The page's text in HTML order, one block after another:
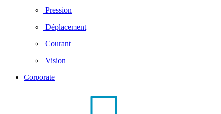
Pression
Déplacement
Courant
Vision
Corporate